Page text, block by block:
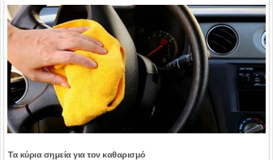
Τα κύρια σημεία για τον καθαρισμό